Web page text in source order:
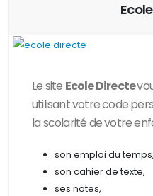
Le site Ecole Directe
utilisant votre code
la scolarité de votre
son emploi du temps,
son cahier de texte,
ses notes,